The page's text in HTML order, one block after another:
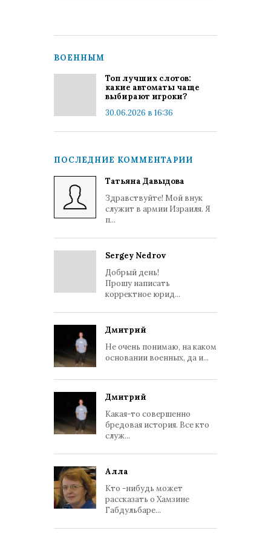
ВОЕННЫМ
Топ лучших слотов:
какие автоматы чаще
выбирают игроки?
30.06.2026 в 16:36
ПОСЛЕДНИЕ КОММЕНТАРИИ
Татьяна Давыдова
Здравствуйте! Мой внук
служит в армии Израиля. Я
п...
Sergey Nedrov
Добрый день!
Прошу написать
корректное юрид...
Дмитрий
Не очень понимаю, на каком
основании военных, да и...
Дмитрий
Какая-то совершенно
бредовая история. Все кто
служ...
Алла
Кто -нибудь может
рассказать о Хамзине
Габдульбаре...